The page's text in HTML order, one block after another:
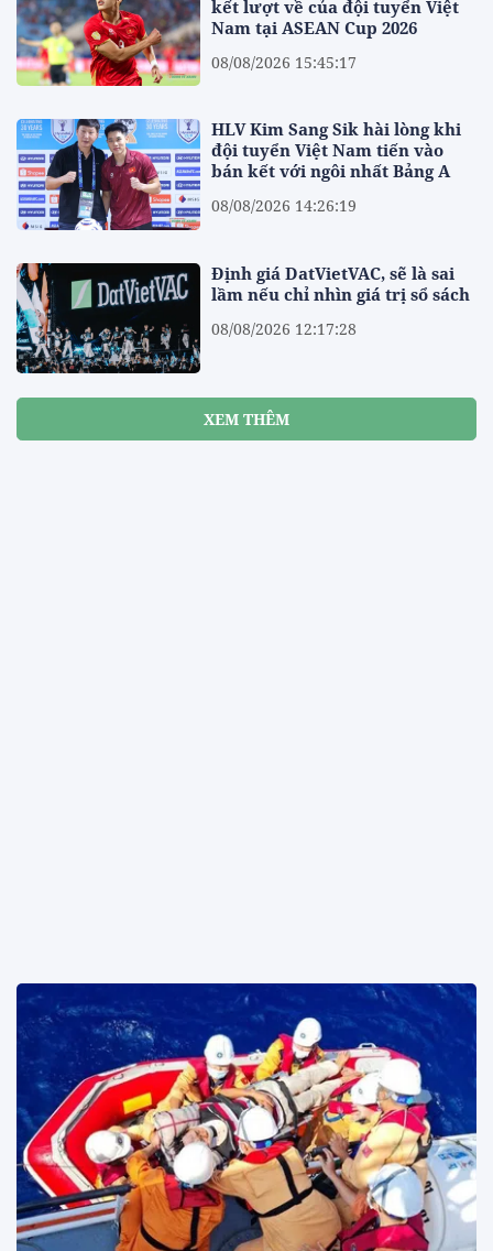
kết lượt về của đội tuyển Việt
Nam tại ASEAN Cup 2026
08/08/2026 15:45:17
HLV Kim Sang Sik hài lòng khi
đội tuyển Việt Nam tiến vào
bán kết với ngôi nhất Bảng A
08/08/2026 14:26:19
Định giá DatVietVAC, sẽ là sai
lầm nếu chỉ nhìn giá trị sổ sách
08/08/2026 12:17:28
XEM THÊM